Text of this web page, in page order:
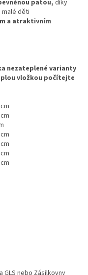
patou, díky
děti
a atraktivním
nezateplené varianty
vložkou počítejte